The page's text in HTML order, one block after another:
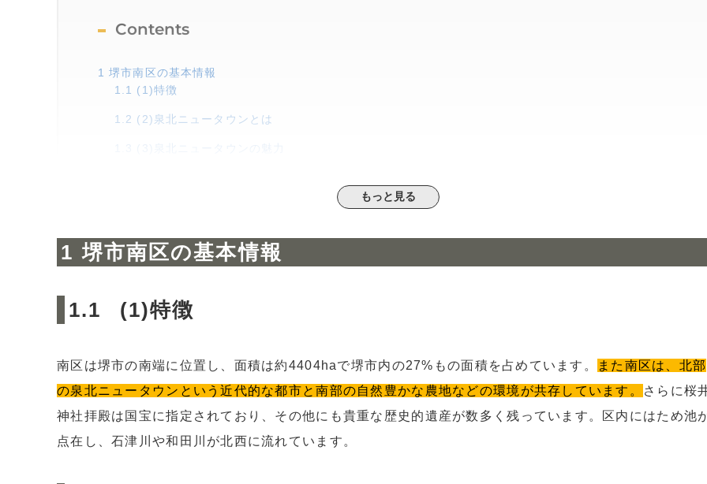
Contents
1 堺市南区の基本情報
1.1 (1)特徴
1.2 (2)泉北ニュータウンとは
もっと見る
堺市南区の基本情報
(1)特徴
南区は堺市の南端に位置し、面積は約4404haで堺市内の27%もの面積を占めています。
また南区は、北部
の泉北ニュータウンという近代的な都市と南部の自然豊かな農地などの環境が共存しています。
さらに桜
神社拝殿は国宝に指定されており、その他にも貴重な歴史的遺産が数多く残っています。区内にはため池
点在し、石津川や和田川が北西に流れています。